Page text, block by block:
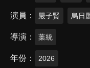
演員 嚴子賢 烏日
導演 葉統
年份 2026